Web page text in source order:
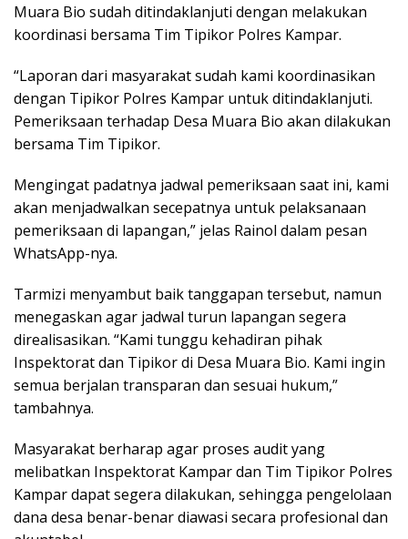
Muara Bio sudah ditindaklanjuti dengan melakukan
koordinasi bersama Tim Tipikor Polres Kampar.
“Laporan dari masyarakat sudah kami koordinasikan
dengan Tipikor Polres Kampar untuk ditindaklanjuti.
Pemeriksaan terhadap Desa Muara Bio akan dilakukan
bersama Tim Tipikor.
Mengingat padatnya jadwal pemeriksaan saat ini, kami
akan menjadwalkan secepatnya untuk pelaksanaan
pemeriksaan di lapangan,” jelas Rainol dalam pesan
WhatsApp-nya.
Tarmizi menyambut baik tanggapan tersebut, namun
menegaskan agar jadwal turun lapangan segera
direalisasikan. “Kami tunggu kehadiran pihak
Inspektorat dan Tipikor di Desa Muara Bio. Kami ingin
semua berjalan transparan dan sesuai hukum,”
tambahnya.
Masyarakat berharap agar proses audit yang
melibatkan Inspektorat Kampar dan Tim Tipikor Polres
Kampar dapat segera dilakukan, sehingga pengelolaan
dana desa benar-benar diawasi secara profesional dan